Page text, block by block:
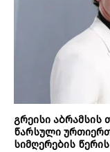
გრეისი აბრამსის
წარსული
სიმღერების